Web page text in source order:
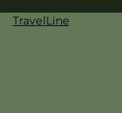
TravelLine